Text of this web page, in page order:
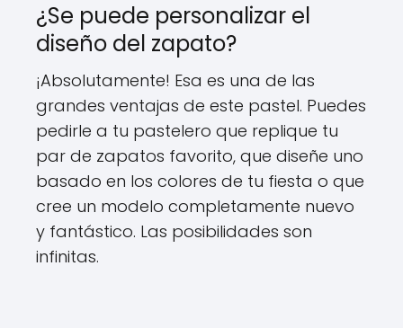
¿Se puede personalizar el
diseño del zapato?
¡Absolutamente! Esa es una de las
grandes ventajas de este pastel. Puedes
pedirle a tu pastelero que replique tu
par de zapatos favorito, que diseñe uno
basado en los colores de tu fiesta o que
cree un modelo completamente nuevo
y fantástico. Las posibilidades son
infinitas.